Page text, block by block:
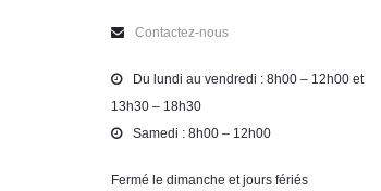
Contactez-nous
Du lundi au vendredi : 8h00 – 12h00 et
13h30 – 18h30
Samedi : 8h00 – 12h00
Fermé le dimanche et jours fériés